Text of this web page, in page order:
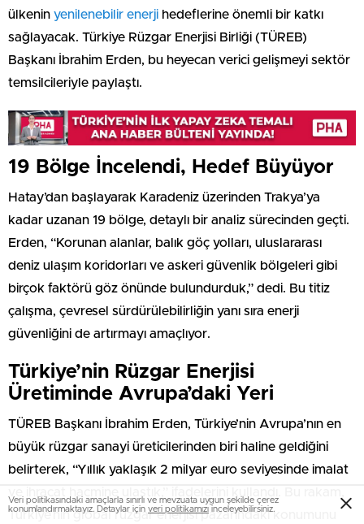
ülkenin yenilenebilir enerji hedeflerine önemli bir katkı
sağlayacak. Türkiye Rüzgar Enerjisi Birliği (TÜREB)
Başkanı İbrahim Erden, bu heyecan verici gelişmeyi sektör
temsilcileriyle paylaştı.
19 Bölge İncelendi, Hedef Büyüyor
Hatay’dan başlayarak Karadeniz üzerinden Trakya’ya
kadar uzanan 19 bölge, detaylı bir analiz sürecinden geçti.
Erden, “Korunan alanlar, balık göç yolları, uluslararası
deniz ulaşım koridorları ve askeri güvenlik bölgeleri gibi
birçok faktörü göz önünde bulundurduk,” dedi. Bu titiz
çalışma, çevresel sürdürülebilirliğin yanı sıra enerji
güvenliğini de artırmayı amaçlıyor.
Türkiye’nin Rüzgar Enerjisi
Üretiminde Avrupa’daki Yeri
TÜREB Başkanı İbrahim Erden, Türkiye’nin Avrupa’nın en
büyük rüzgar sanayi üreticilerinden biri haline geldiğini
belirterek, “Yıllık yaklaşık 2 milyar euro seviyesinde imalat
Türkiye’nin global rüzgar enerjisi pazarındaki konumunu
Veri politikasındaki amaçlarla sınırlı ve mevzuata uygun şekilde çerez
konumlandırmaktayız. Detaylar için veri politikamızı inceleyebilirsiniz.